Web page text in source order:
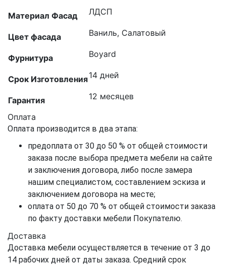
Материал Фасад ЛДСП
Цвет фасада Ваниль, Салатовый
Фурнитура Boyard
Срок Изготовления14 дней
Гарантия 12 месяцев
Оплата
Оплата производится в два этапа:
предоплата от 30 до 50 % от общей стоимости
заказа после выбора предмета мебели на сайте
и заключения договора, либо после замера
нашим специалистом, составлением эскиза и
заключением договора на месте;
оплата от 50 до 70 % от общей стоимости заказа
по факту доставки мебели Покупателю.
Доставка
Доставка мебели осуществляется в течение от 3 до
14 рабочих дней от даты заказа. Средний срок